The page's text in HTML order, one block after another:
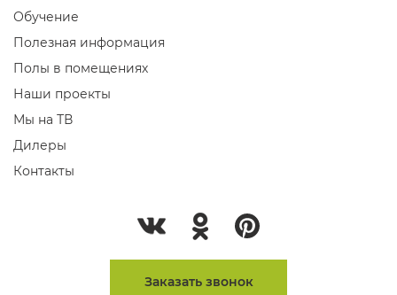
Обучение
Полезная информация
Полы в помещениях
Наши проекты
Мы на ТВ
Дилеры
Контакты
Заказать звонок